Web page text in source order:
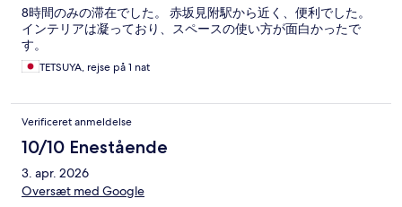
8時間のみの滞在でした。 赤坂見附駅から近く、便利でした。
インテリアは凝っており、スペースの使い方が面白かったで
す。
TETSUYA, rejse på 1 nat
Verificeret anmeldelse
10/10 Enestående
3. apr. 2026
Oversæt med Google